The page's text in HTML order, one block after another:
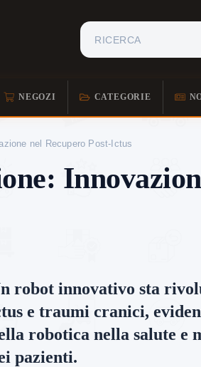
NEGOZI CATEGORIE
nel Recupero Post-Ictus
robot innovativo sta
e traumi cranici,
robotica nella salute e
pazienti.